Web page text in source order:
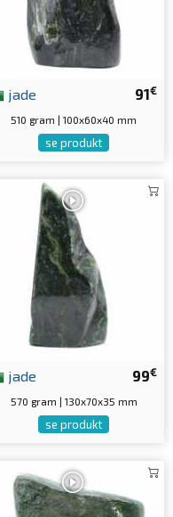
91€
jade
510 gram | 100x60x40 mm
se produkt
99€
jade
570 gram | 130x70x35 mm
se produkt